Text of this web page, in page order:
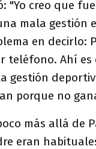
"Yo creo que
mala gestión
en decirlo:
teléfono. Ahí es
gestión
porque no
más allá de
eran